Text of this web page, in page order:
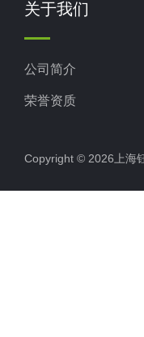
关于我们
公司简介
荣誉资质
Copyright © 2026上海